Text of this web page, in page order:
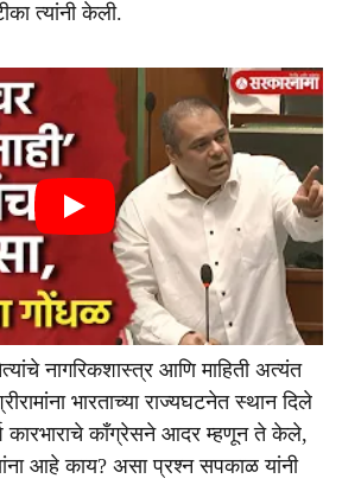
त्यांनी केली.
नागरिकशास्त्र आणि माहिती अत्यंत
भारताच्या राज्यघटनेत स्थान दिले
कारभाराचे काँग्रेसने आदर म्हणून ते केले,
आहे काय? असा प्रश्न सपकाळ यांनी